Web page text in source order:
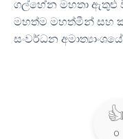
ගල්හේන මහතා ඇතුළු
මහත්ම මහත්මීන් සහ
සංවර්ධන
👍
0